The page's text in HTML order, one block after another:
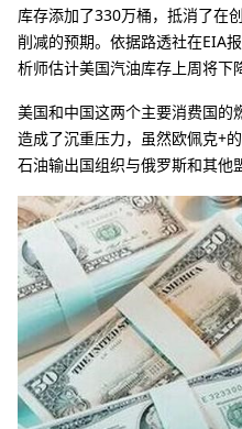
库存添加了330万桶，抵消了在
削减的预期。依据路透社在EIA
析师估计美国汽油库存上周将下
美国和中国这两个主要消费国的
造成了沉重压力，虽然欧佩克+
石油输出国组织与俄罗斯和其他